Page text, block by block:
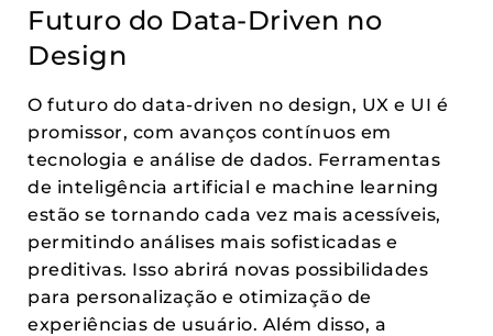
Futuro do Data-Driven no
Design
O futuro do data-driven no design, UX e UI é
promissor, com avanços contínuos em
tecnologia e análise de dados. Ferramentas
de inteligência artificial e machine learning
estão se tornando cada vez mais acessíveis,
permitindo análises mais sofisticadas e
preditivas. Isso abrirá novas possibilidades
para personalização e otimização de
experiências de usuário. Além disso, a